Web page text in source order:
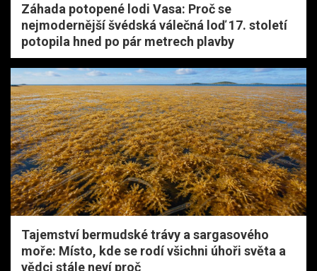
Záhada potopené lodi Vasa: Proč se
nejmodernější švédská válečná loď 17. století
potopila hned po pár metrech plavby
Tajemství bermudské trávy a sargasového
moře: Místo, kde se rodí všichni úhoři světa a
vědci stále neví proč